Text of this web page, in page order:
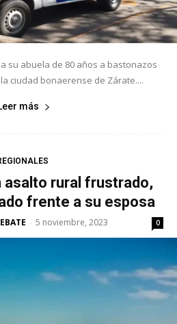
su abuela de 80 años a bastonazos
ciudad bonaerense de Zárate....
más
asalto rural frustrado,
frente a su esposa
- 5 noviembre, 2023 0